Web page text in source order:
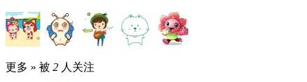
更多 » 被 2 人关注